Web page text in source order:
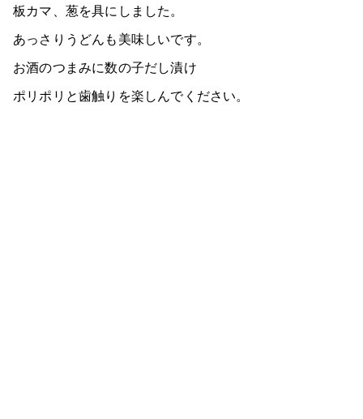
板カマ、葱を具にしました。
あっさりうどんも美味しいです。
お酒のつまみに数の子だし漬け
ポリポリと歯触りを楽しんでください。